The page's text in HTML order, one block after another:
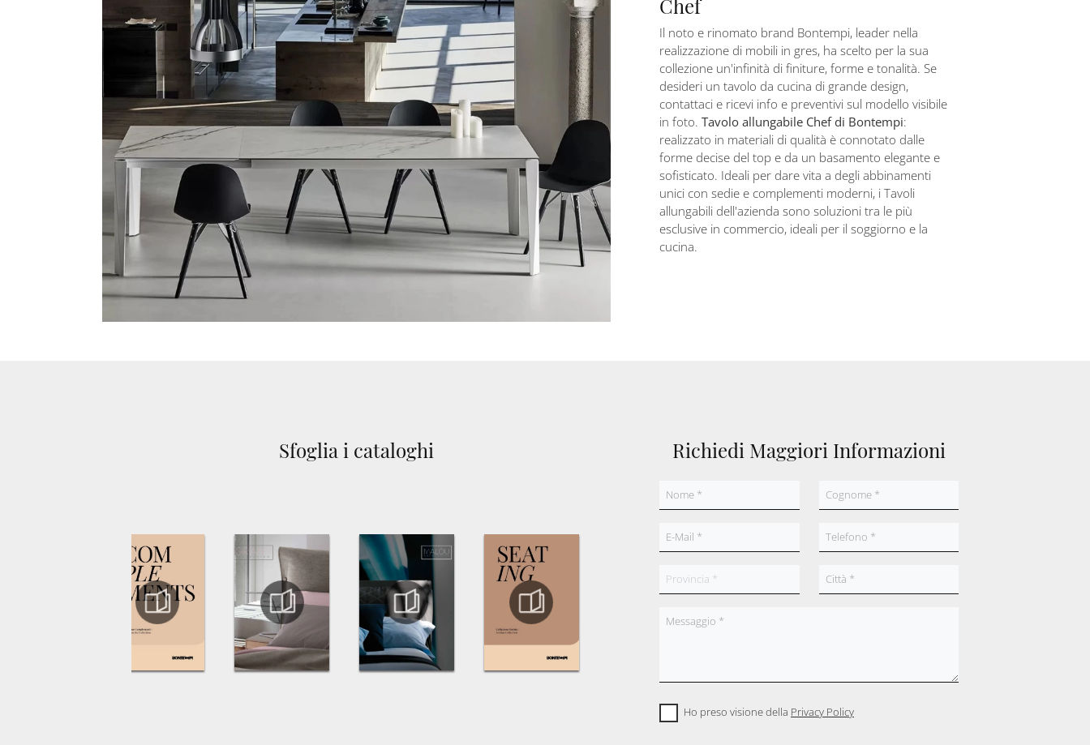
Chef
Il noto e rinomato brand Bontempi, leader nella
realizzazione di mobili in gres, ha scelto per la sua
collezione un'infinità di finiture, forme e tonalità. Se
desideri un tavolo da cucina di grande design,
contattaci e ricevi info e preventivi sul modello visibile
in foto. Tavolo allungabile Chef di Bontempi:
realizzato in materiali di qualità è connotato dalle
forme decise del top e da un basamento elegante e
sofisticato. Ideali per dare vita a degli abbinamenti
unici con sedie e complementi moderni, i Tavoli
allungabili dell'azienda sono soluzioni tra le più
esclusive in commercio, ideali per il soggiorno e la
cucina.
Sfoglia i cataloghi Richiedi Maggiori Informazioni
Ho preso visione della Privacy Policy